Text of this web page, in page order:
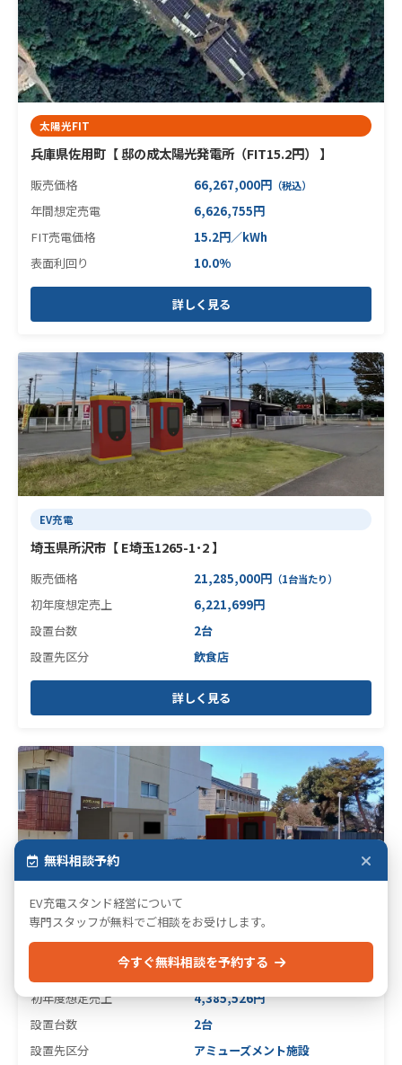
太陽光FIT
兵庫県佐用町【 邸の成太陽光発電所（FIT15.2円） 】
販売価格 66,267,000円 （税込）
年間想定売電
6,626,755円
FIT売電価格
15.2円／kWh
表面利回り
10.0%
詳しく見る
EV充電
埼玉県所沢市【 E埼玉1265-1･2 】
販売価格 21,285,000円 （1台当たり）
初年度想定売上
6,221,699円
設置台数
2台
設置先区分
飲食店
詳しく見る
EV充電
福島県会津若松市【 E福島1384-1･2 】
21,285,000円
初年度想定売上
4,385,526円
設置台数
2台
設置先区分
アミューズメント施設
無料相談予約
EV充電スタンド経営について
専門スタッフが無料でご相談をお受けします。
今すぐ無料相談を予約する